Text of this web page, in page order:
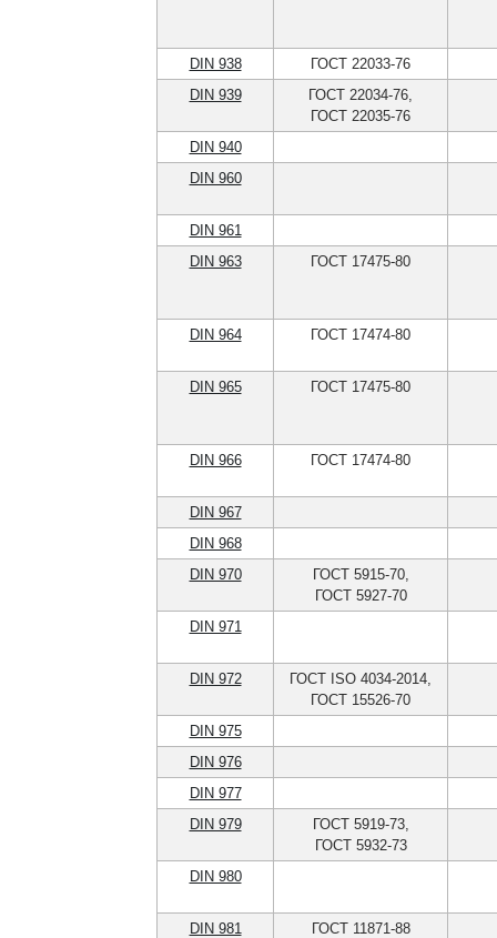
DIN 938
ГОСТ 22033-76
DIN 939
ГОСТ 22034-76,
ГОСТ 22035-76
DIN 940
DIN 960
DIN 961
DIN 963
ГОСТ 17475-80
DIN 964 ГОСТ 17474-80
DIN 965
ГОСТ 17475-80
DIN 966 ГОСТ 17474-80
DIN 967
DIN 968
DIN 970
ГОСТ 5915-70,
ГОСТ 5927-70
DIN 971
DIN 972
ГОСТ ISO 4034-2014,
ГОСТ 15526-70
DIN 975
DIN 976
DIN 977
DIN 979
ГОСТ 5919-73,
ГОСТ 5932-73
DIN 980
DIN 981
ГОСТ 11871-88